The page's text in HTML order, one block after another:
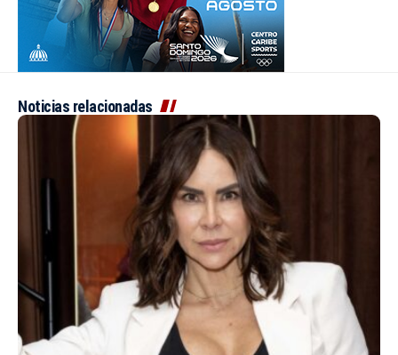
Noticias relacionadas